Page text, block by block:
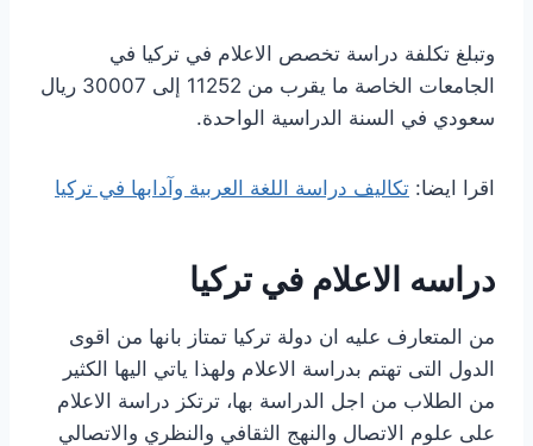
وتبلغ تكلفة دراسة تخصص الاعلام في تركيا في
الجامعات الخاصة ما يقرب من 11252 إلى 30007 ريال
سعودي في السنة الدراسية الواحدة.
اقرا ايضا: تكاليف دراسة اللغة العربية وآدابها في تركيا
دراسه الاعلام في تركيا
من المتعارف عليه ان دولة تركيا تمتاز بانها من اقوى
الدول التى تهتم بدراسة الاعلام ولهذا ياتي اليها الكثير
من الطلاب من اجل الدراسة بها، ترتكز دراسة الاعلام
على علوم الاتصال والنهج الثقافي والنظري والاتصالي